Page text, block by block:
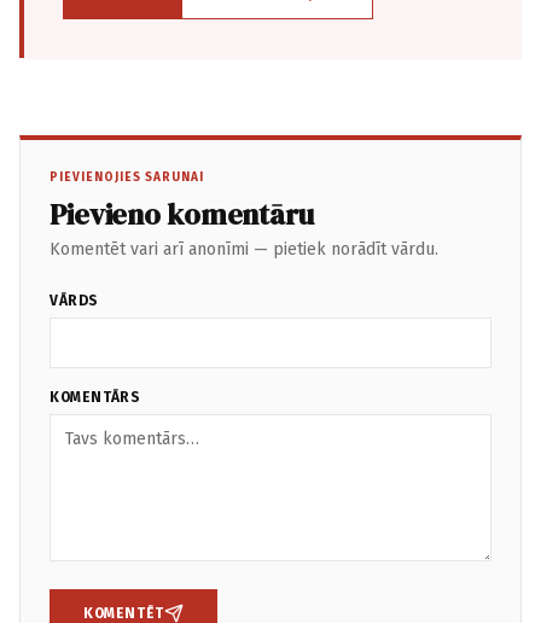
PIEVIENOJIES SARUNAI
Pievieno komentāru
Komentēt vari arī anonīmi — pietiek norādīt vārdu.
VĀRDS
KOMENTĀRS
KOMENTĒT